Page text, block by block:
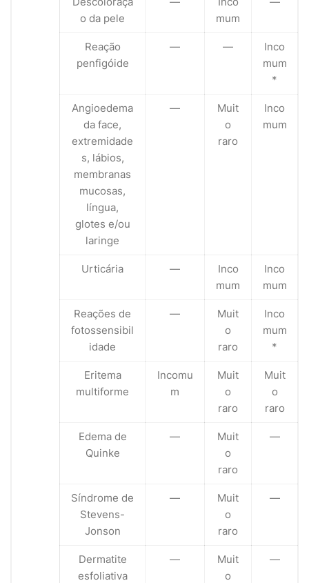
o da pele
mum
Reação
penfigóide
— —
Inco
mum
*
Angioedema
da face,
extremidade
s, lábios,
membranas
mucosas,
língua,
glotes e/ou
laringe
—
Muit
o
raro
Inco
mum
Urticária —
Inco
mum
Inco
mum
Reações de
fotossensibil
idade
—
Muit
o
raro
Inco
mum
*
Eritema
multiforme
Incomu
m
Muit
o
raro
Muit
o
raro
Edema de
Quinke
—
Muit
o
raro
—
Síndrome de
Stevens-
Jonson
—
Muit
o
raro
—
Dermatite
esfoliativa
—
Muit
o
—